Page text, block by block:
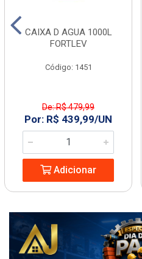
CAIXA D AGUA 1000L
FORTLEV
Código: 1451
De: R$ 479,99
Por: R$ 439,99/UN
Adicionar